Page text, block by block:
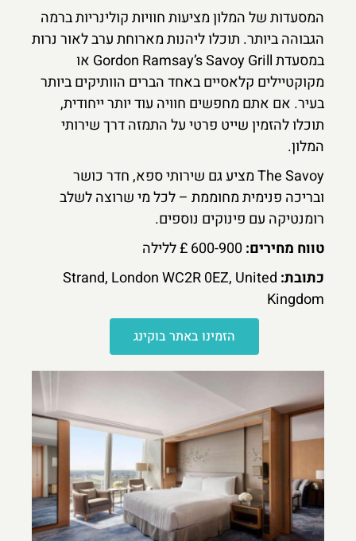
המסעדות של המלון מציעות חוויות קולינריות ברמה
הגבוהה ביותר. תוכלו ליהנות מארוחת ערב לאור נרות
במסעדת Gordon Ramsay’s Savoy Grill או
מקוקטיילים קלאסיים באחד הברים הוותיקים ביותר
בעיר. אם אתם מחפשים חוויה עוד יותר ייחודית,
תוכלו להזמין שייט פרטי על התמזה דרך שירותי
המלון.
The Savoy מציע גם שירותי ספא, חדר כושר
ובריכה פנימית מחוממת – לכל מי שרוצה לשלב
רומנטיקה עם פינוקים נוספים.
טווח מחירים:600-900 £ ללילה
כתובת:Strand, London WC2R 0EZ, United
Kingdom
הזמינו באתר בוקינג